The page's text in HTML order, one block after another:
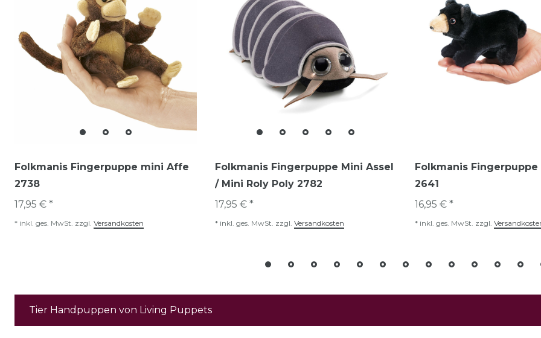
Folkmanis Fingerpuppe mini Affe
2738
17,95 € *
* inkl. ges. MwSt. zzgl. Versandkosten
Folkmanis Fingerpuppe Mini Assel
/ Mini Roly Poly 2782
17,95 € *
* inkl. ges. MwSt. zzgl. Versandkosten
Folkmanis Fingerpuppe
2641
16,95 € *
* inkl. ges. MwSt. zzgl.
Tier Handpuppen von Living Puppets